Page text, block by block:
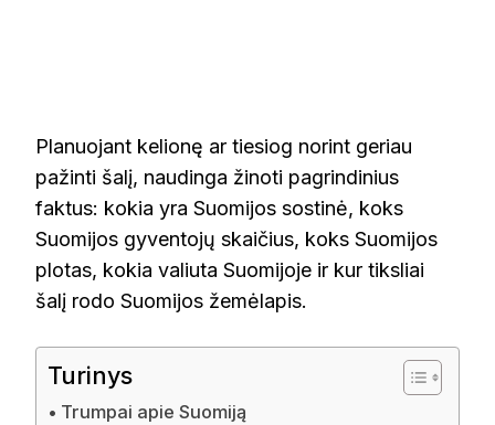
Planuojant kelionę ar tiesiog norint geriau
pažinti šalį, naudinga žinoti pagrindinius
faktus: kokia yra Suomijos sostinė, koks
Suomijos gyventojų skaičius, koks Suomijos
plotas, kokia valiuta Suomijoje ir kur tiksliai
šalį rodo Suomijos žemėlapis.
Turinys
Trumpai apie Suomiją